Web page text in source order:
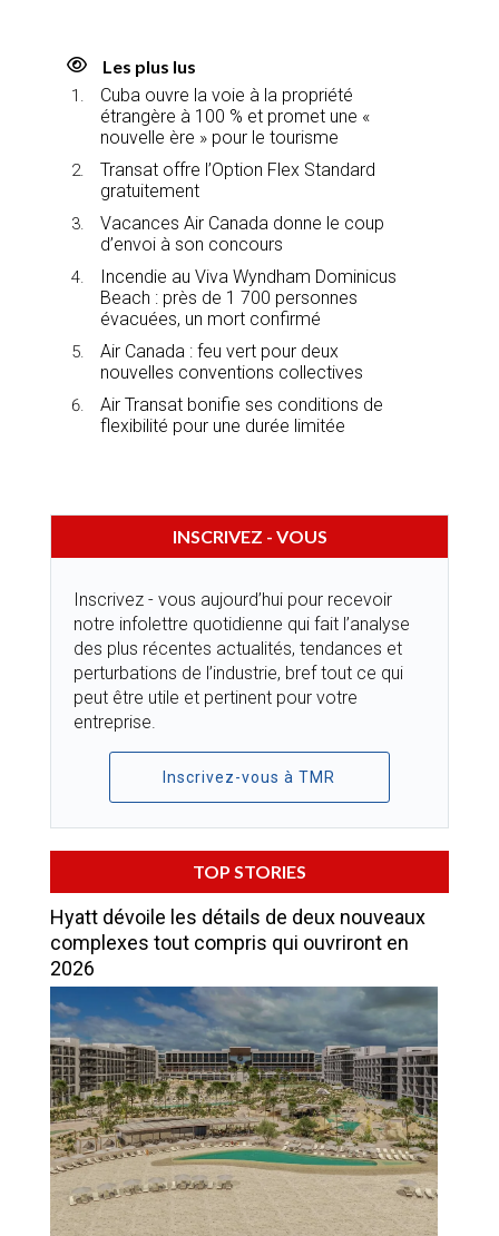
Les plus lus
Cuba ouvre la voie à la propriété
étrangère à 100 % et promet une «
nouvelle ère » pour le tourisme
Transat offre l’Option Flex Standard
gratuitement
Vacances Air Canada donne le coup
d’envoi à son concours
Incendie au Viva Wyndham Dominicus
Beach : près de 1 700 personnes
évacuées, un mort confirmé
Air Canada : feu vert pour deux
nouvelles conventions collectives
Air Transat bonifie ses conditions de
flexibilité pour une durée limitée
INSCRIVEZ - VOUS
Inscrivez - vous aujourd’hui pour recevoir
notre infolettre quotidienne qui fait l’analyse
des plus récentes actualités, tendances et
perturbations de l’industrie, bref tout ce qui
peut être utile et pertinent pour votre
entreprise.
Inscrivez-vous à TMR
TOP STORIES
Hyatt dévoile les détails de deux nouveaux
complexes tout compris qui ouvriront en
2026